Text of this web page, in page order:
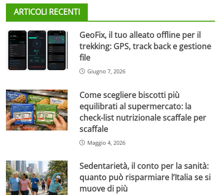
ARTICOLI RECENTI
GeoFix, il tuo alleato offline per il
trekking: GPS, track back e gestione
file
Giugno 7, 2026
Come scegliere biscotti più
equilibrati al supermercato: la
check-list nutrizionale scaffale per
scaffale
Maggio 4, 2026
Sedentarietà, il conto per la sanità:
quanto può risparmiare l’Italia se si
muove di più